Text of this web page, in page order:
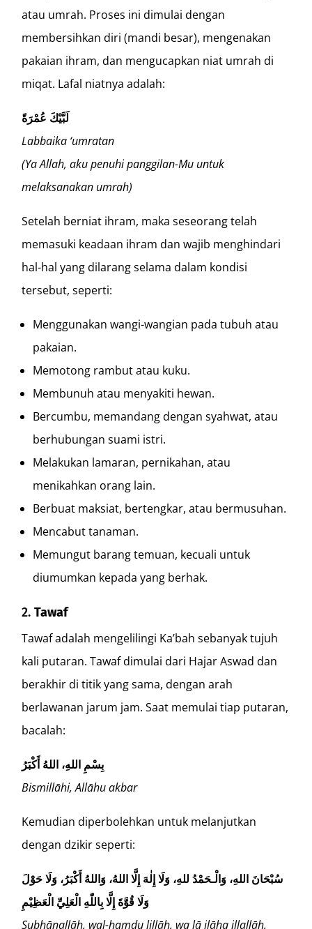
atau umrah. Proses ini dimulai dengan
membersihkan diri (mandi besar), mengenakan
pakaian ihram, dan mengucapkan niat umrah di
miqat. Lafal niatnya adalah:
لَبَّيْكَ عُمْرَةً
Labbaika ‘umratan
(Ya Allah, aku penuhi panggilan-Mu untuk
melaksanakan umrah)
Setelah berniat ihram, maka seseorang telah
memasuki keadaan ihram dan wajib menghindari
hal-hal yang dilarang selama dalam kondisi
tersebut, seperti:
Menggunakan wangi-wangian pada tubuh atau
pakaian.
Memotong rambut atau kuku.
Membunuh atau menyakiti hewan.
Bercumbu, memandang dengan syahwat, atau
berhubungan suami istri.
Melakukan lamaran, pernikahan, atau
menikahkan orang lain.
Berbuat maksiat, bertengkar, atau bermusuhan.
Mencabut tanaman.
Memungut barang temuan, kecuali untuk
diumumkan kepada yang berhak.
2.Tawaf
Tawaf adalah mengelilingi Ka’bah sebanyak tujuh
kali putaran. Tawaf dimulai dari Hajar Aswad dan
berakhir di titik yang sama, dengan arah
berlawanan jarum jam. Saat memulai tiap putaran,
bacalah:
بِسْمِ اللهِ، اللهُ أَكْبَرُ
Bismillāhi, Allāhu akbar
Kemudian diperbolehkan untuk melanjutkan
dengan dzikir seperti:
سُبْحَانَ اللهِ، وَالْـحَمْدُ للهِ، وَلَا إِلٰهَ إِلَّا اللهُ، وَاللهُ أَكْبَرُ، وَلَا حَوْلَ
وَلَا قُوَّةَ إِلَّا بِاللّٰهِ الْعَلِيِّ الْعَظِيْمِ
Subḥānallāh, wal-ḥamdu lillāh, wa lā ilāha illallāh,